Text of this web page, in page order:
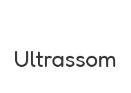
Ultrassom